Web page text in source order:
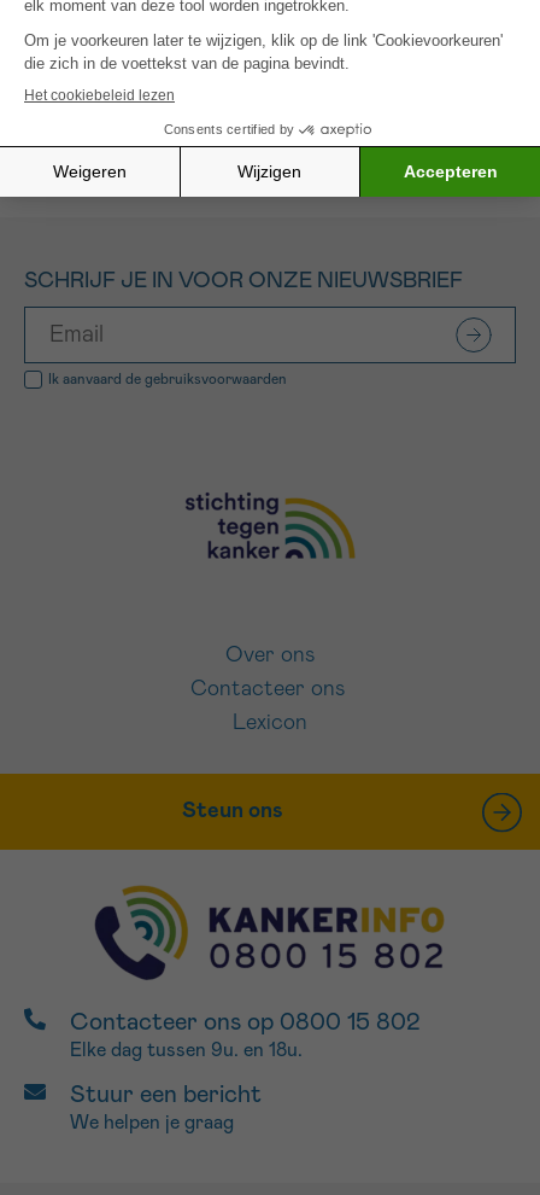
Alle gefinancierde projecten
SCHRIJF JE IN VOOR ONZE NIEUWSBRIEF
Ik aanvaard de gebruiksvoorwaarden
Over ons
Contacteer ons
Lexicon
Steun ons
Contacteer ons op 0800 15 802
Elke dag tussen 9u. en 18u.
Stuur een bericht
We helpen je graag